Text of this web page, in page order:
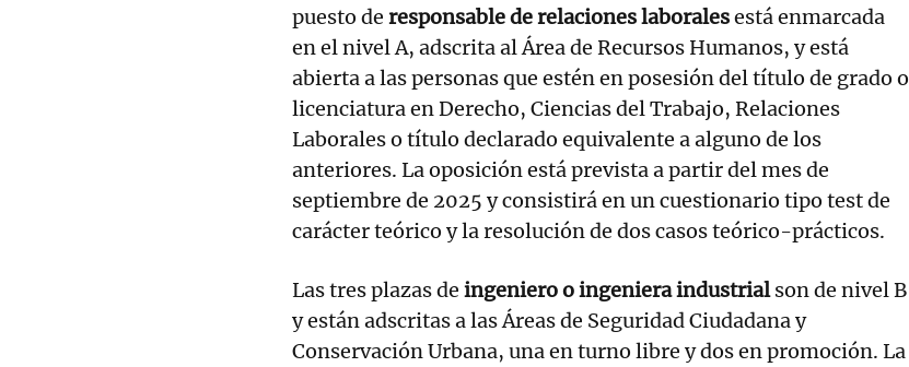
puesto de responsable de relaciones laboralesestá enmarcada
en el nivel A, adscrita al Área de Recursos Humanos, y está
abierta a las personas que estén en posesión del título de grado o
licenciatura en Derecho, Ciencias del Trabajo, Relaciones
Laborales o título declarado equivalente a alguno de los
anteriores. La oposición está prevista a partir del mes de
septiembre de 2025 y consistirá en un cuestionario tipo test de
carácter teórico y la resolución de dos casos teórico-prácticos.
Las tres plazas de ingeniero o ingeniera industrialson de nivel B
y están adscritas a las Áreas de Seguridad Ciudadana y
Conservación Urbana, una en turno libre y dos en promoción. La